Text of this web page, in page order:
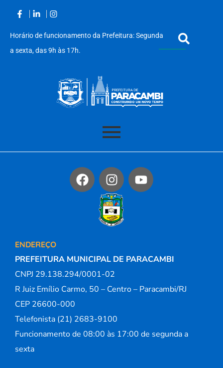
Horário de funcionamento da Prefeitura: Segunda
a sexta, das 9h às 17h.
o
ENDEREÇO
PREFEITURA MUNICIPAL DE PARACAMBI
CNPJ 29.138.294/0001-02
R Juiz Emílio Carmo, 50 – Centro – Paracambi/RJ
CEP 26600-000
Telefonista (21) 2683-9100
Funcionamento de 08:00 às 17:00 de segunda a
sexta